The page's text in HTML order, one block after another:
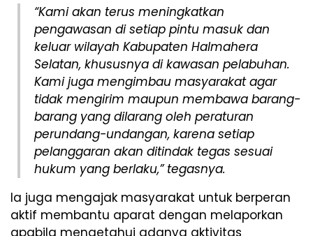
“Kami akan terus meningkatkan
pengawasan di setiap pintu masuk dan
keluar wilayah Kabupaten Halmahera
Selatan, khususnya di kawasan pelabuhan.
Kami juga mengimbau masyarakat agar
tidak mengirim maupun membawa barang-
barang yang dilarang oleh peraturan
perundang-undangan, karena setiap
pelanggaran akan ditindak tegas sesuai
hukum yang berlaku,” tegasnya.
Ia juga mengajak masyarakat untuk berperan
aktif membantu aparat dengan melaporkan
apabila mengetahui adanya aktivitas